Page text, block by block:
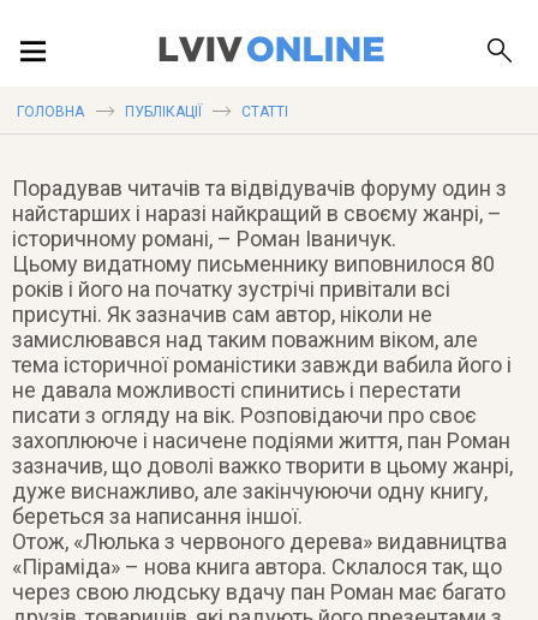
ПУБЛІКАЦІЇ
ДОВІДКА
ГОЛОВНА ПУБЛІКАЦІЇ СТАТТІ
13 вересня 2009
Порадував читачів та відвідувачів форуму один з
найстарших і наразі найкращий в своєму жанрі, –
історичному романі, – Роман Іваничук.
Цьому видатному письменнику виповнилося 80
років і його на початку зустрічі привітали всі
присутні. Як зазначив сам автор, ніколи не
замислювався над таким поважним віком, але
тема історичної романістики завжди вабила його і
не давала можливості спинитись і перестати
писати з огляду на вік. Розповідаючи про своє
захоплююче і насичене подіями життя, пан Роман
зазначив, що доволі важко творити в цьому жанрі,
дуже виснажливо, але закінчуюючи одну книгу,
береться за написання іншої.
Отож, «Люлька з червоного дерева» видавництва
«Піраміда» – нова книга автора. Склалося так, що
через свою людську вдачу пан Роман має багато